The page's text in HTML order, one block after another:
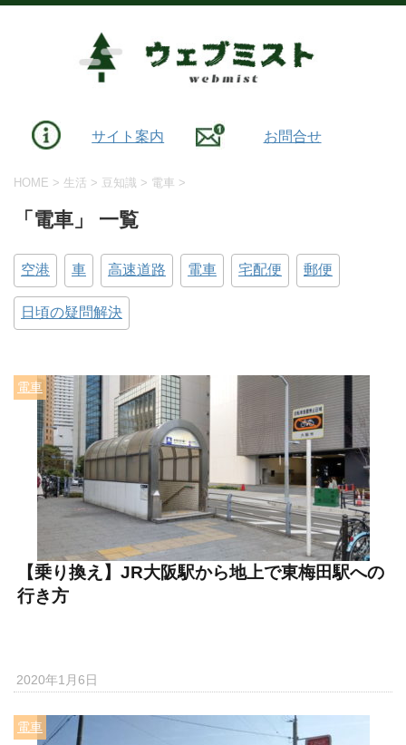
サイト案内 お問合せ
HOME > 生活 > 豆知識 > 電車 >
「電車」 一覧
空港 車 高速道路 電車 宅配便 郵便
日頃の疑問解決
電車
【乗り換え】JR大阪駅から地上で東梅田駅への
行き方
2020年1月6日
電車